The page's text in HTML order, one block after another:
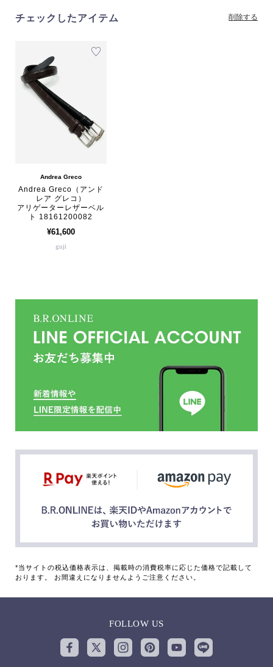
チェックしたアイテム 削除する
Andrea Greco
Andrea Greco（アンド
レア グレコ）
アリゲーターレザーベル
ト 18161200082
¥61,600
guji
*当サイトの税込価格表示は、掲載時の消費税率に応じた価格で記載して
おります。 お間違えになりませんようご注意ください。
FOLLOW US